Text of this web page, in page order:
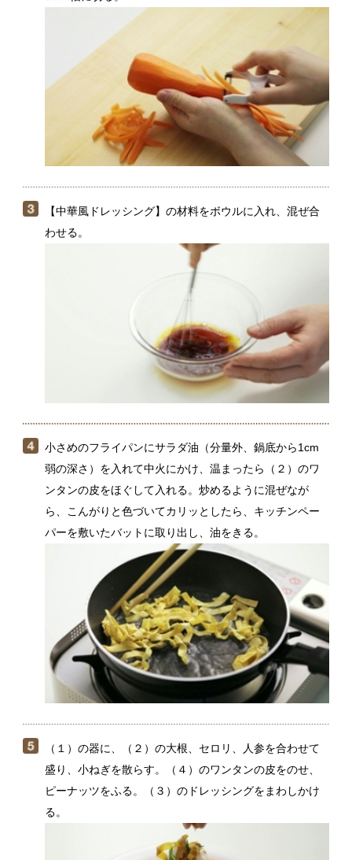
【中華風ドレッシング】の材料をボウルに入れ、混ぜ合
わせる。
小さめのフライパンにサラダ油（分量外、鍋底から1cm
弱の深さ）を入れて中火にかけ、温まったら（２）のワ
ンタンの皮をほぐして入れる。炒めるように混ぜなが
ら、こんがりと色づいてカリッとしたら、キッチンペー
パーを敷いたバットに取り出し、油をきる。
（１）の器に、（２）の大根、セロリ、人参を合わせて
盛り、小ねぎを散らす。（４）のワンタンの皮をのせ、
ピーナッツをふる。（３）のドレッシングをまわしかけ
野菜は新たまねぎやレタスなど、好みのものでアレン